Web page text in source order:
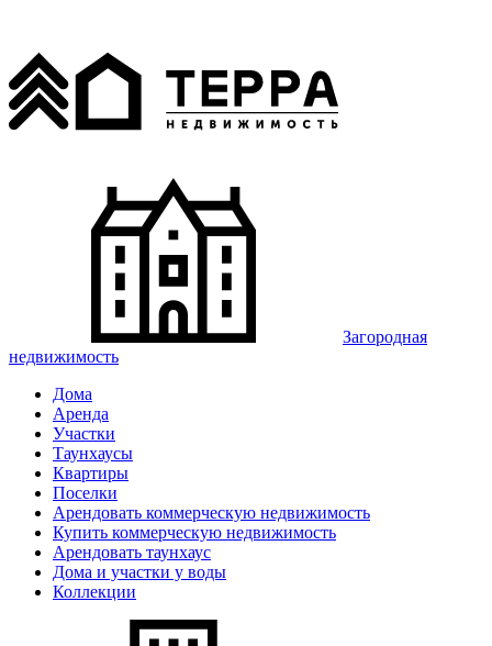
Загородная
недвижимость
Дома
Аренда
Участки
Таунхаусы
Квартиры
Поселки
Арендовать коммерческую недвижимость
Купить коммерческую недвижимость
Арендовать таунхаус
Дома и участки у воды
Коллекции